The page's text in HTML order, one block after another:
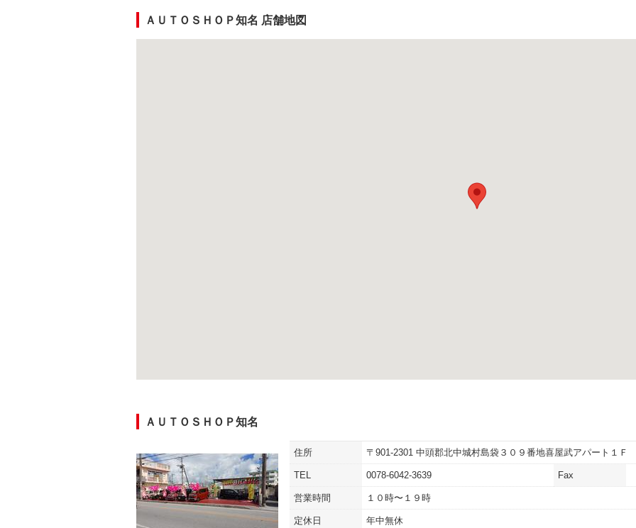
ＡＵＴＯＳＨＯＰ知名 店舗地図
ＡＵＴＯＳＨＯＰ知名
住所 〒901-2301 中頭郡北中城村島袋３０９番地喜屋武アパート１Ｆ
TEL 0078-6042-3639 Fax
営業時間 １０時〜１９時
定休日 年中無休